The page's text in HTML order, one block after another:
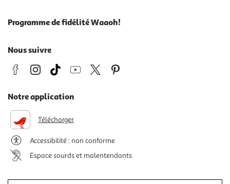
Programme de fidélité Waaoh!
Nous suivre
Notre application
Télécharger
Accessibilité : non conforme
Espace sourds et malentendants